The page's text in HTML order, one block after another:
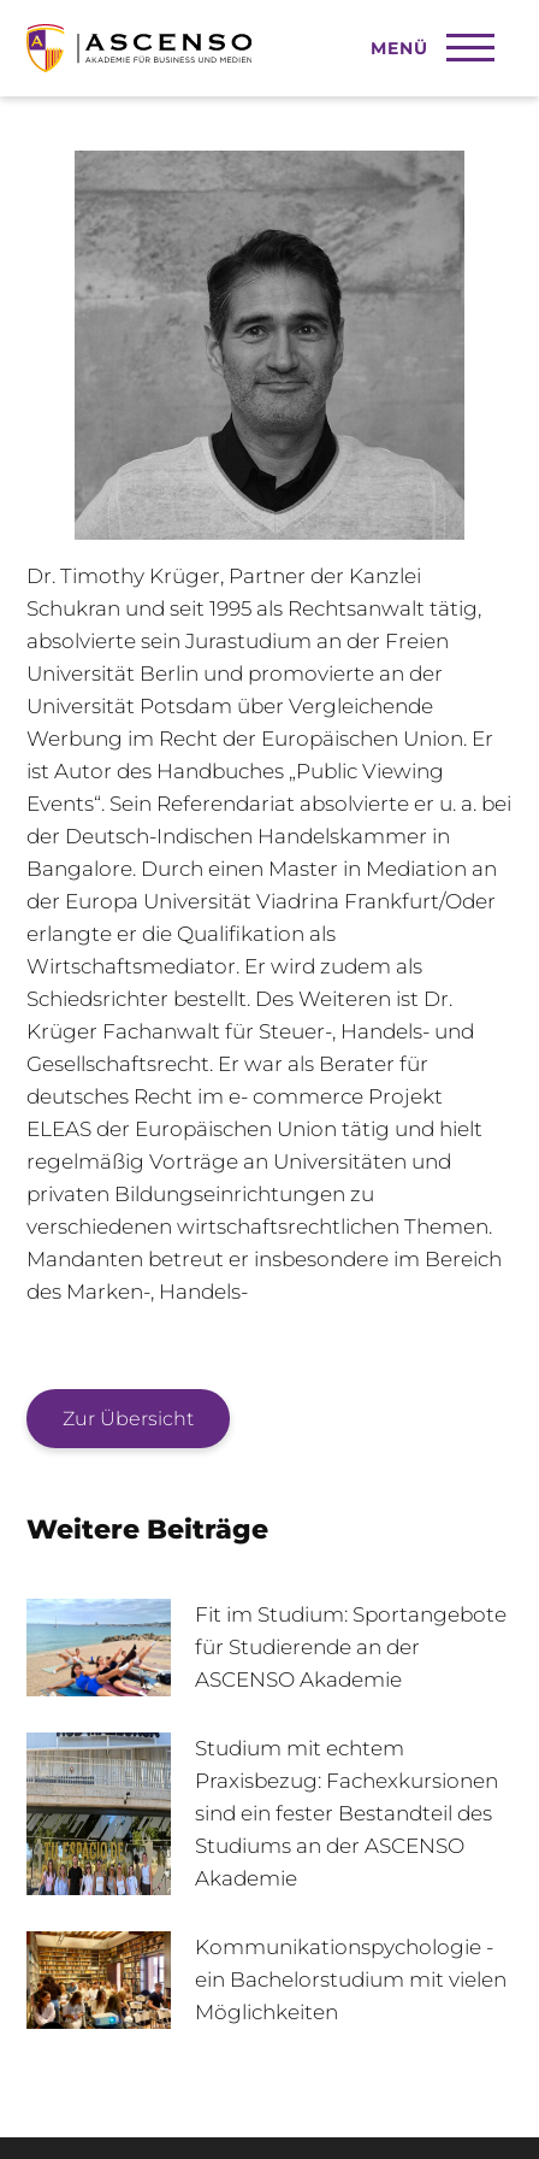
MENÜ
+49 170 222 77 66 Infotage
Dr. Timothy Krüger M.A.
Dr. Timothy Krüger, Partner der Kanzlei
Schukran und seit 1995 als Rechtsanwalt tätig,
absolvierte sein Jurastudium an der Freien
Universität Berlin und promovierte an der
Universität Potsdam über Vergleichende
Werbung im Recht der Europäischen Union. Er
ist Autor des Handbuches „Public Viewing
Events“. Sein Referendariat absolvierte er u. a. bei
der Deutsch-Indischen Handelskammer in
Bangalore. Durch einen Master in Mediation an
der Europa Universität Viadrina Frankfurt/Oder
erlangte er die Qualifikation als
Wirtschaftsmediator. Er wird zudem als
Schiedsrichter bestellt. Des Weiteren ist Dr.
Krüger Fachanwalt für Steuer-, Handels- und
Gesellschaftsrecht. Er war als Berater für
deutsches Recht im e- commerce Projekt
ELEAS der Europäischen Union tätig und hielt
regelmäßig Vorträge an Universitäten und
privaten Bildungseinrichtungen zu
verschiedenen wirtschaftsrechtlichen Themen.
Mandanten betreut er insbesondere im Bereich
des Marken-, Handels-
Zur Übersicht
Weitere Beiträge
Fit im Studium: Sportangebote
für Studierende an der
ASCENSO Akademie
Studium mit echtem
Praxisbezug: Fachexkursionen
sind ein fester Bestandteil des
Studiums an der ASCENSO
Akademie
Kommunikationspychologie -
ein Bachelorstudium mit vielen
Möglichkeiten